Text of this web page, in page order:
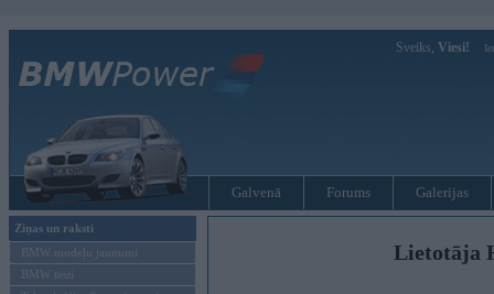
Sveiks, Viesi!
Galvenā Forums Galerijas
Ziņas un raksti
BMW modeļu jaunumi
BMW testi
Lietotāja